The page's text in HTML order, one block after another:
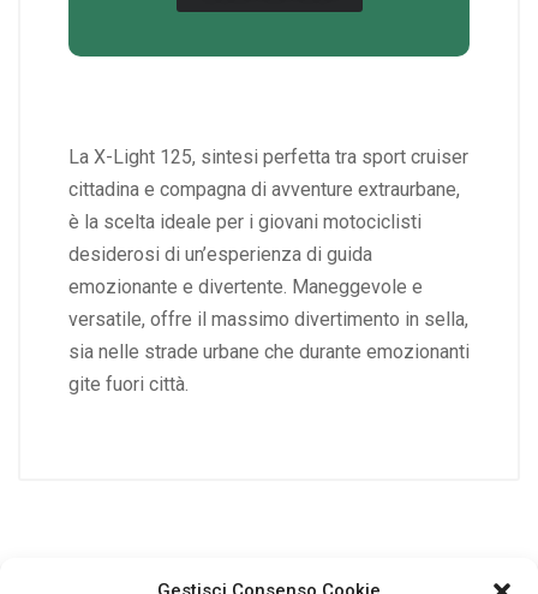
La X-Light 125, sintesi perfetta tra sport cruiser
cittadina e compagna di avventure extraurbane,
è la scelta ideale per i giovani motociclisti
desiderosi di un’esperienza di guida
emozionante e divertente. Maneggevole e
versatile, offre il massimo divertimento in sella,
sia nelle strade urbane che durante emozionanti
gite fuori città.